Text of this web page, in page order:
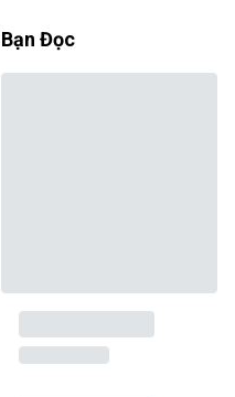
Bạn Đọc